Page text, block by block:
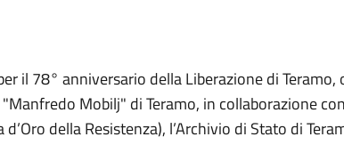
il 78° anniversario della Liberazione di Teramo,
Mobilj" di Teramo, in collaborazione
della Resistenza), l’Archivio di Stato di